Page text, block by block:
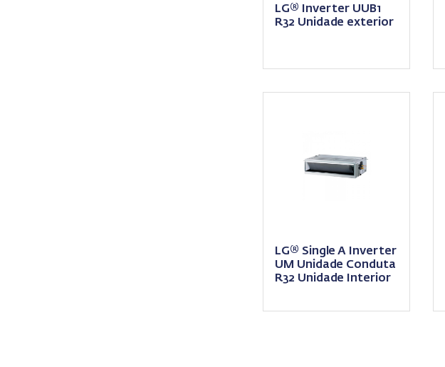
LG® Inverter UUB1
R32 Unidade exterior
LG® Single A Inverter
UM Unidade Conduta
R32 Unidade Interior